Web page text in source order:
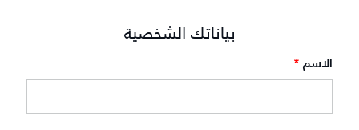
بياناتك الشخصية
الاسم *